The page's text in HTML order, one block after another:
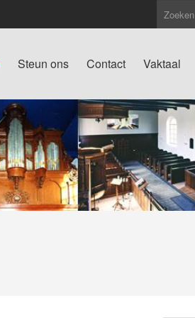
Steun ons Contact Vaktaal